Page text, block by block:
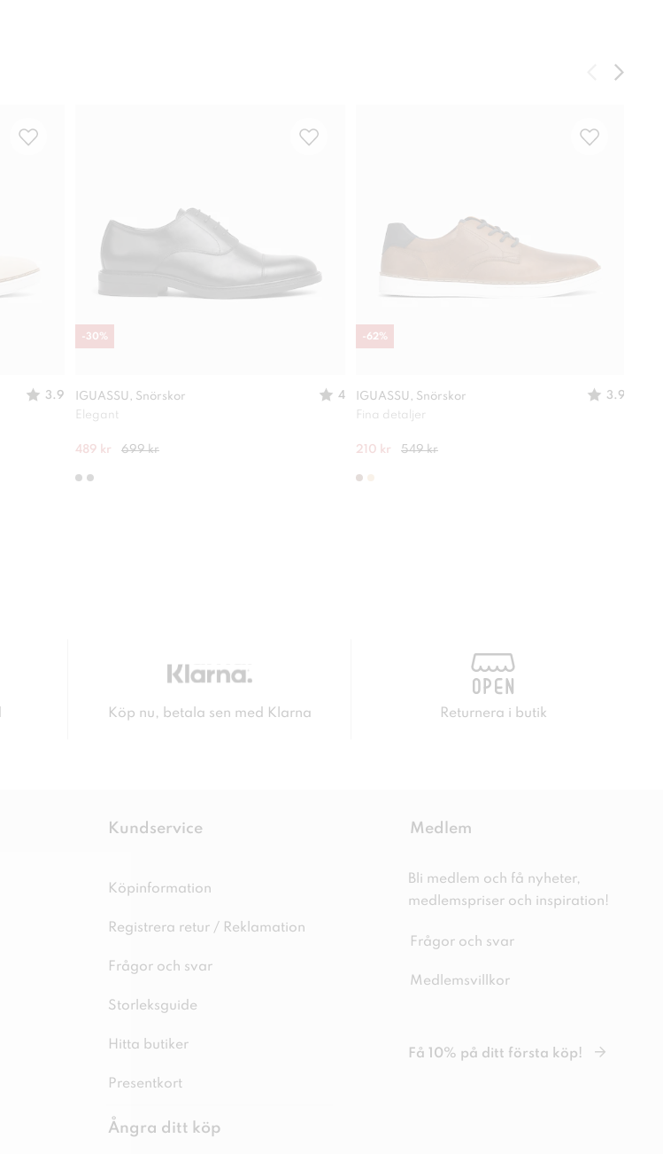
3.9
IGUASSU, Snörskor
4
Elegant
489 kr 699 kr
-30%
IGUASSU, Snörskor
3.9
Fina detaljer
210 kr 549 kr
-62%
Köp nu, betala sen med Klarna Returnera i butik
Kundservice
Köpinformation
Registrera retur / Reklamation
Frågor och svar
Storleksguide
Hitta butiker
Presentkort
Ångra ditt köp
Medlem
Bli medlem och få nyheter,
medlemspriser och inspiration!
Frågor och svar
Medlemsvillkor
Få 10% på ditt första köp!